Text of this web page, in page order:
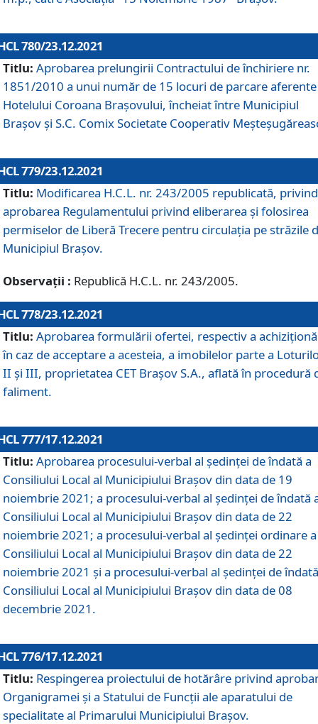
780/23.12.2021
Titlu: Aprobarea prelungirii Contractului de închiriere nr.
1851/2010 a unui număr de 15 locuri de parcare aferente
Hotelului Coroana Brașovului, încheiat între Municipiul
Braşov şi S.C. Comix Societate Cooperativ
779/23.12.2021
Titlu: Modificarea H.C.L. nr. 243/2005 republicată, privind
aprobarea Regulamentului privind eliberarea şi folosirea
permiselor de Liberă Trecere pentru circulația pe străzile
Municipiul Braşov.
Observații : Republică H.C.L. nr. 243/2005.
778/23.12.2021
Titlu: Aprobarea formulării ofertei, respectiv a
în caz de acceptare a acesteia, a imobilelor parte a
II și III, proprietatea CET Brașov S.A., aflată în procedură
faliment.
777/17.12.2021
Titlu: Aprobarea procesului-verbal al şedinţei de îndată a
Consiliului Local al Municipiului Braşov din data de 19
noiembrie 2021; a procesului-verbal al şedinţei de îndată
Consiliului Local al Municipiului Braşov din data de 22
noiembrie 2021; a procesului-verbal al şedinţei ordinare a
Consiliului Local al Municipiului Braşov din data de 22
noiembrie 2021 și a procesului-verbal al şedinţei de
Consiliului Local al Municipiului Braşov din data de 08
decembrie 2021.
776/17.12.2021
Titlu: Respingerea proiectului de hotărâre privind
Organigramei şi a Statului de Funcţii ale aparatului de
specialitate al Primarului Municipiului Braşov.